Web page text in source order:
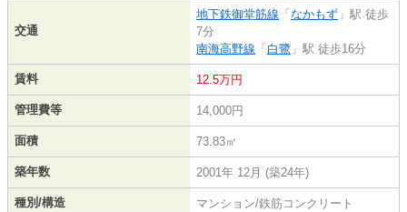
交通
地下鉄御堂筋線 「 なかもず 」駅 徒歩
7分
南海高野線 「 白鷺 」駅 徒歩16分
賃料 12.5万円
管理費等 14,000円
面積 73.83㎡
築年数 2001年 12月 (築24年)
種別/構造 マンション/鉄筋コンクリート